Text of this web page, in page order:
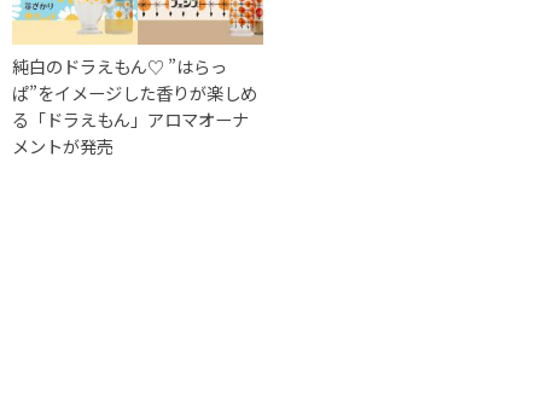
純白のドラえもん♡ ”はらっ
ぱ”をイメージした香りが楽しめ
る「ドラえもん」アロマオーナ
メントが発売